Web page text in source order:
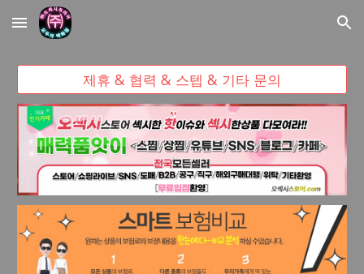
Skip to main content Skip to navigation
제휴 & 협력 & 스텝 & 기타 문의